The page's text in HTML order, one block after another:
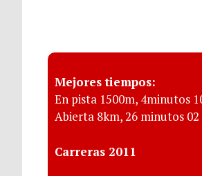
Mejores tiempos:
En pista 1500m, 4minutos
Abierta 8km, 26 minutos
Carreras 2011